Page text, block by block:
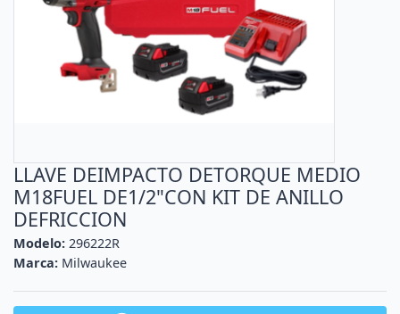
LLAVE DEIMPACTO DETORQUE MEDIO
M18FUEL DE1/2"CON KIT DE ANILLO
DEFRICCION
Modelo: 296222R
Marca: Milwaukee